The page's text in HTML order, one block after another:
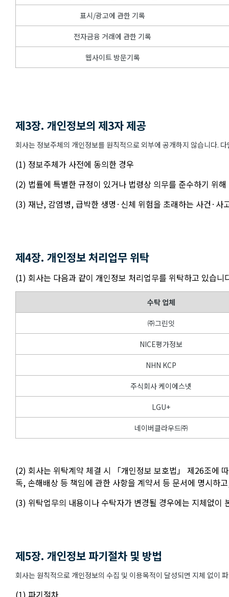
표시/광고에 관한 기록
전자금융 거래에 관한 기록
웹사이트 방문기록
제3장. 개인정보의 제3자 제공
회사는 정보주체의 개인정보를 원칙적으로 외부에 공개하지 않습니다.
(1) 정보주체가 사전에 동의한 경우
(2) 법률에 특별한 규정이 있거나 법령상 의무를 준수하기 위
(3) 재난, 감염병, 급박한 생명·신체 위험을 초래하는 사건·사
제4장. 개인정보 처리업무 위탁
(1) 회사는 다음과 같이 개인정보 처리업무를 위탁하고 있습니
수탁 업체
㈜그린잇
NICE평가정보
NHN KCP
주식회사 케이에스넷
LGU+
네이버클라우드㈜
(2) 회사는 위탁계약 체결 시 「개인정보 보호법」 제26조에
독, 손해배상 등 책임에 관한 사항을 계약서 등 문서에 명시하
(3) 위탁업무의 내용이나 수탁자가 변경될 경우에는 지체없이
제5장. 개인정보 파기절차 및 방법
회사는 원칙적으로 개인정보의 수집 및 이용목적이 달성되면 지체 없이
(1) 파기절차